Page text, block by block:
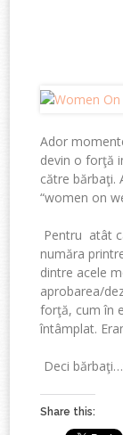
Ador
devin o forţă
către bărbaţi.
“women on
Pentru atât
număra
dintre acele
aprobarea/
forţă, cum în
întâmplat.
Deci
Share this: